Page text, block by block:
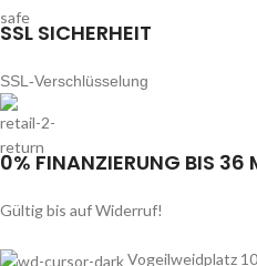
SSL SICHERHEIT
SSL-Verschlüsselung
0% FINANZIERUNG BIS 36
Gültig bis auf Widerruf!
Vogeilweidplatz